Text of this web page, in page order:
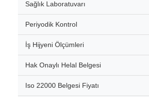
Sağlık Laboratuvarı
Periyodik Kontrol
İş Hijyeni Ölçümleri
Hak Onaylı Helal Belgesi
Iso 22000 Belgesi Fiyatı